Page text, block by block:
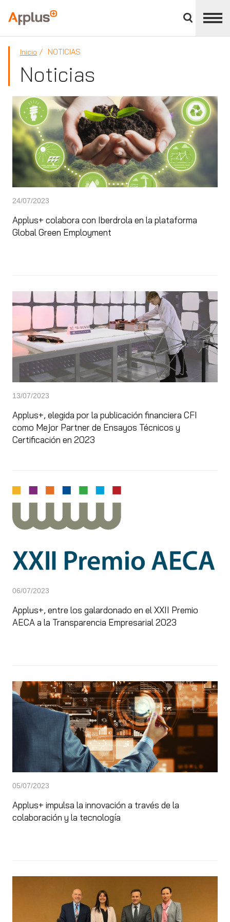
panel
Applus+
Inicio NOTICIAS
Noticias
24/07/2023
Applus+ colabora con Iberdrola en la plataforma
Global Green Employment
13/07/2023
Applus+, elegida por la publicación financiera CFI
como Mejor Partner de Ensayos Técnicos y
Certificación en 2023
06/07/2023
Applus+, entre los galardonado en el XXII Premio
AECA a la Transparencia Empresarial 2023
05/07/2023
Applus+ impulsa la innovación a través de la
colaboración y la tecnología